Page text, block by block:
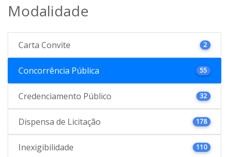
Modalidade
Carta Convite 2
Concorrência Pública 55
Credenciamento Público 32
Dispensa de Licitação 178
Inexigibilidade 110